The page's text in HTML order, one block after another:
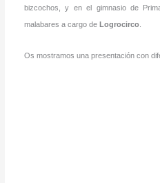
bizcochos, y en el gimnasio de
malabares a cargo de Logrocirco.
Os mostramos una presentación con